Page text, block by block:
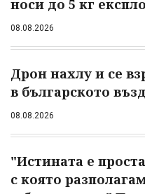
носи до 5 кг
08.08.2026
Дрон нахлу и се
в българското
08.08.2026
"Истината е
с която